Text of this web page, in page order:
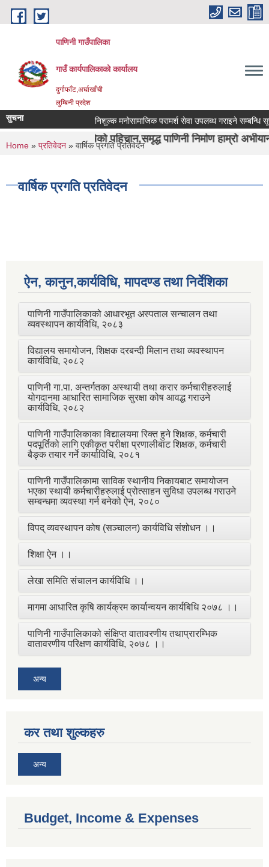
Skip to main content
पाणिनी गाउँपालिका
गाउँ कार्यपालिकाको कार्यालय
दुर्गाफाँट,अर्घाखाँची
लुम्बिनी प्रदेश
ऋषिको पहिचान,समृद्ध पाणिनी निर्माण हाम्रो अभीयान"।
सुचना निशुल्क मनोसामाजिक परामर्श सेवा उपलब्ध गराइने सम्बन्धि सूचना ।
You are here
Home » प्रतिवेदन » वार्षिक प्रगति प्रतिवेदन
वार्षिक प्रगति प्रतिवेदन
ऐन, कानुन,कार्यविधि, मापदण्ड तथा निर्देशिका
पाणिनी गाउँपालिकाको आधारभूत अस्पताल सन्चालन तथा
व्यवस्थापन कार्यविधि, २०८३
विद्यालय समायोजन, शिक्षक दरबन्दी मिलान तथा व्यवस्थापन
कार्यविधि, २०८२
पाणिनी गा.पा. अन्तर्गतका अस्थायी तथा करार कर्मचारीहरुलाई
योगदानमा आधारित सामाजिक सुरक्षा कोष आवद्ध गराउने
कार्यविधि, २०८२
पाणिनी गाउँपालिकाका विद्यालयमा रिक्त हुने शिक्षक, कर्मचारी
पदपूर्तिको लागि एकीकृत परीक्षा प्रणालीबाट शिक्षक, कर्मचारी
बैङ्क तयार गर्ने कार्याविधि, २०८१
पाणिनी गाउँपालिकामा साविक स्थानीय निकायबाट समायोजन
भएका स्थायी कर्मचारीहरुलाई प्रोत्साहन सुविधा उपलब्ध गराउने
सम्बन्धमा व्यवस्था गर्न बनेको ऐन, २०८०
विपद् व्यवस्थापन कोष (सञ्चालन) कार्यविधि संशोधन ।।
शिक्षा ऐन ।।
लेखा समिति संचालन कार्यविधि ।।
मागमा आधारित कृषि कार्यक्रम कार्यान्वयन कार्यबिधि २०७८ ।।
पाणिनी गाउँपालिकाको संक्षिप्त वातावरणीय तथाप्रारम्भिक
वातावरणीय परिक्षण कार्यविधि, २०७८ ।।
अन्य
कर तथा शुल्कहरु
अन्य
Budget, Income & Expenses